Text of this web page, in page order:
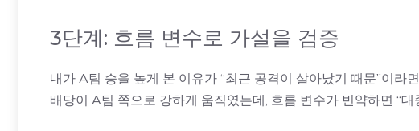
3단계: 흐름 변수로 가설을 검증
내가 A팀 승을 높게 본 이유가 “최근 공격이 살아났기 때문”이라
배당이 A팀 쪽으로 강하게 움직였는데, 흐름 변수가 빈약하면 “